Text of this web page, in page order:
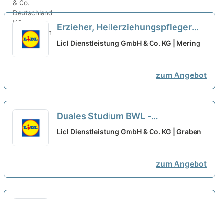
Erzieher, Heilerziehungspfleger
(m/w/d) bei Fritz-Felsenstein-Haus
Lidl Dienstleistung GmbH & Co. KG | Mering
zum Angebot
Duales Studium BWL -
Immobilienwirtschaft am Standort
Lidl Dienstleistung GmbH & Co. KG | Graben
zum Angebot